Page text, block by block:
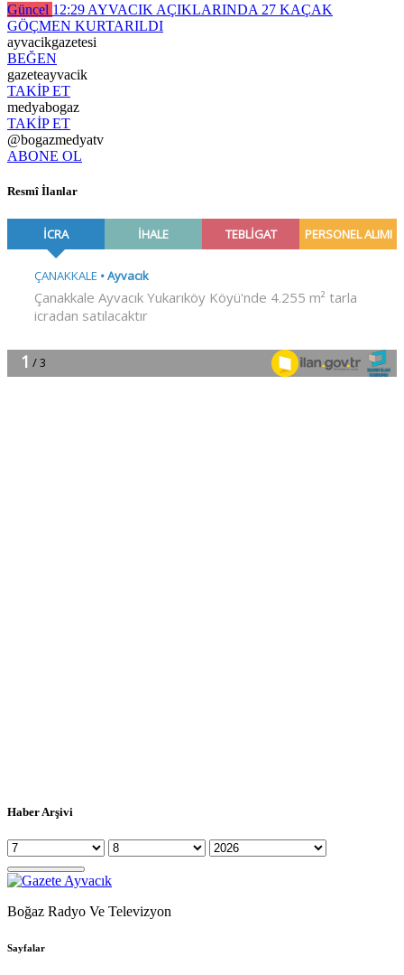
Güncel 12:29 AYVACIK AÇIKLARINDA 27 KAÇAK
GÖÇMEN KURTARILDI
ayvacikgazetesi
BEĞEN
gazeteayvacik
TAKİP ET
medyabogaz
TAKİP ET
@bogazmedyatv
ABONE OL
Resmî İlanlar
Haber Arşivi
Boğaz Radyo Ve Televizyon
Sayfalar